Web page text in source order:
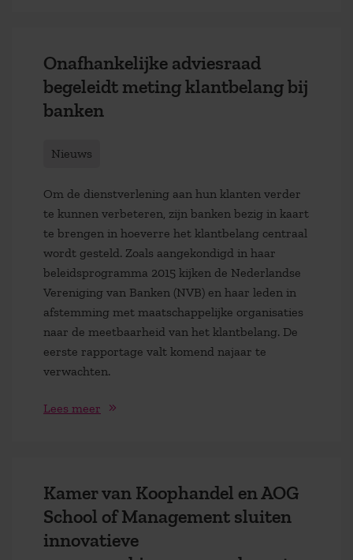
Onafhankelijke adviesraad
begeleidt meting klantbelang bij
banken
Nieuws
Om de dienstverlening aan hun klanten verder
te kunnen verbeteren, zijn banken bezig in kaart
te brengen in hoeverre het klantbelang centraal
wordt gesteld. Zoals aangekondigd in haar
beleidsprogramma 2015 kijken de Nederlandse
Vereniging van Banken (NVB) en haar leden in
afstemming met maatschappelijke organisaties
naar de meetbaarheid van het klantbelang. De
eerste rapportage valt komend najaar te
verwachten.
Lees meer
Kamer van Koophandel en AOG
School of Management sluiten
innovatieve